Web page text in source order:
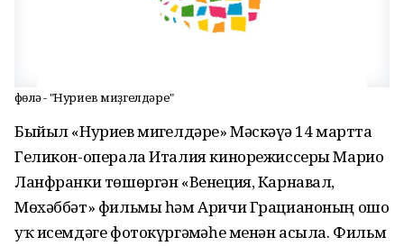
Өфөлә - "Нуриев миҙгелдәре"
Быйыл «Нуриев миҙгелдәре» Мәскәүҙә 14 мартта
Геликон-операла Италия кинорежиссеры Марио
Ланфранки төшөргән «Венеция, Карнавал,
Мөхәббәт» фильмы һәм Аричи Грацианоның ошо
уҡ исемдәге фотокүргәҙмәһе менән асыла. Фильм